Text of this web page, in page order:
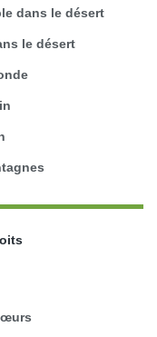
dans le désert
le désert